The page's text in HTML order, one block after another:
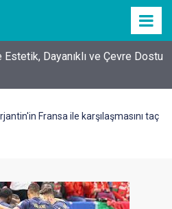
Estetik, Dayanıklı ve Çevre Dostu
Fransa ile karşılaşmasını taç